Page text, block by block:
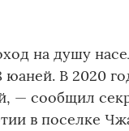
на душу
юаней. В 2020
— сообщил
в поселке